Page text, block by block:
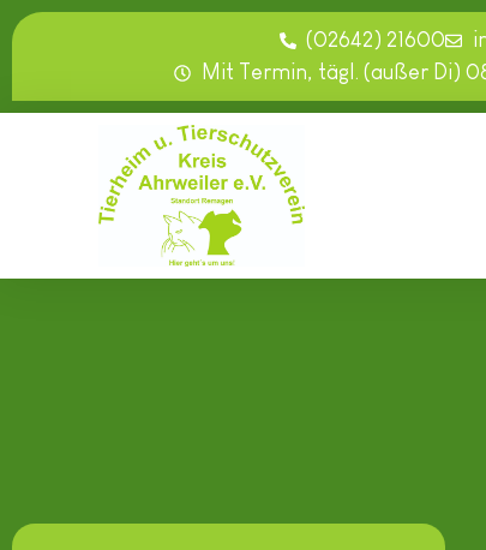
springen
(02642) 21600
Mit Termin, tägl. (außer Di)